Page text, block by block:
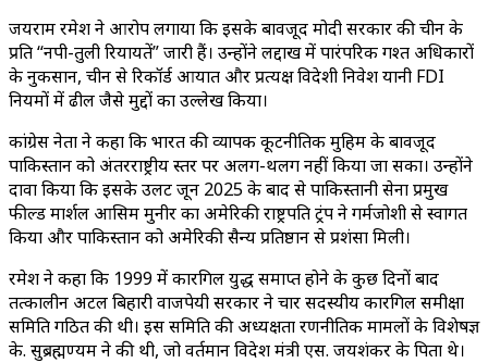
जयराम रमेश ने आरोप लगाया कि इसके बावजूद मोदी सरकार की चीन के
प्रति “नपी-तुली रियायतें” जारी हैं। उन्होंने लद्दाख में पारंपरिक गश्त अधिकारों
के नुकसान, चीन से रिकॉर्ड आयात और प्रत्यक्ष विदेशी निवेश यानी FDI
नियमों में ढील जैसे मुद्दों का उल्लेख किया।
कांग्रेस नेता ने कहा कि भारत की व्यापक कूटनीतिक मुहिम के बावजूद
पाकिस्तान को अंतरराष्ट्रीय स्तर पर अलग-थलग नहीं किया जा सका। उन्होंने
दावा किया कि इसके उलट जून 2025 के बाद से पाकिस्तानी सेना प्रमुख
फील्ड मार्शल आसिम मुनीर का अमेरिकी राष्ट्रपति ट्रंप ने गर्मजोशी से स्वागत
किया और पाकिस्तान को अमेरिकी सैन्य प्रतिष्ठान से प्रशंसा मिली।
रमेश ने कहा कि 1999 में कारगिल युद्ध समाप्त होने के कुछ दिनों बाद
तत्कालीन अटल बिहारी वाजपेयी सरकार ने चार सदस्यीय कारगिल समीक्षा
समिति गठित की थी। इस समिति की अध्यक्षता रणनीतिक मामलों के विशेषज्ञ
के. सुब्रह्मण्यम ने की थी, जो वर्तमान विदेश मंत्री एस. जयशंकर के पिता थे।